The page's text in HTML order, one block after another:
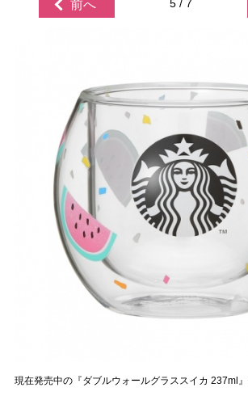
前へ 5 / 7
現在発売中の『ダブルウォールグラススイカ 237ml